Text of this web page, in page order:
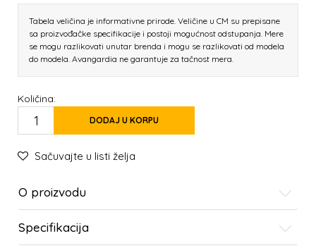
Tabela veličina je informativne prirode. Veličine u CM su prepisane
sa proizvođačke specifikacije i postoji mogućnost odstupanja. Mere
se mogu razlikovati unutar brenda i mogu se razlikovati od modela
do modela. Avangardia ne garantuje za tačnost mera.
Količina:
DODAJ U KORPU
Sačuvajte u listi želja
O proizvodu
Specifikacija